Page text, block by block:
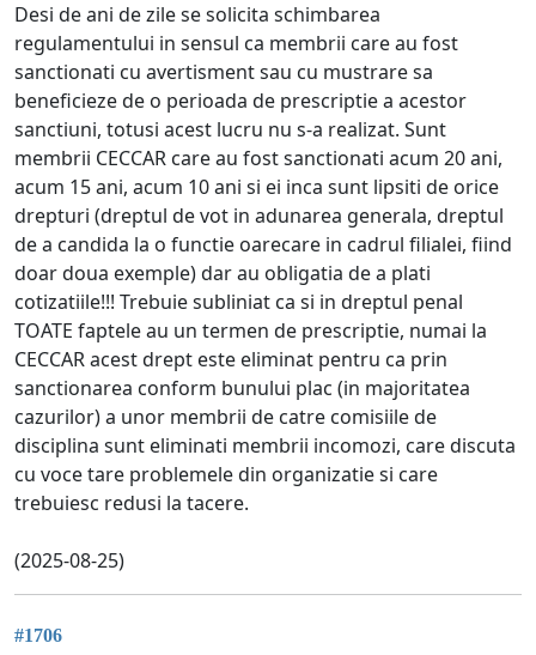
Desi de ani de zile se solicita schimbarea
regulamentului in sensul ca membrii care au fost
sanctionati cu avertisment sau cu mustrare sa
beneficieze de o perioada de prescriptie a acestor
sanctiuni, totusi acest lucru nu s-a realizat. Sunt
membrii CECCAR care au fost sanctionati acum 20 ani,
acum 15 ani, acum 10 ani si ei inca sunt lipsiti de orice
drepturi (dreptul de vot in adunarea generala, dreptul
de a candida la o functie oarecare in cadrul filialei, fiind
doar doua exemple) dar au obligatia de a plati
cotizatiile!!! Trebuie subliniat ca si in dreptul penal
TOATE faptele au un termen de prescriptie, numai la
CECCAR acest drept este eliminat pentru ca prin
sanctionarea conform bunului plac (in majoritatea
cazurilor) a unor membrii de catre comisiile de
disciplina sunt eliminati membrii incomozi, care discuta
cu voce tare problemele din organizatie si care
trebuiesc redusi la tacere.
(2025-08-25)
#1706